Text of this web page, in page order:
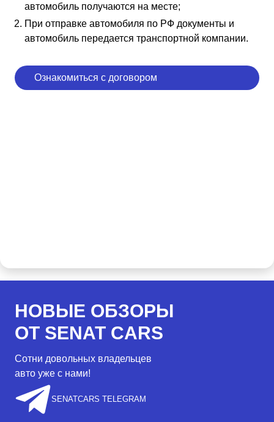
автомобиль получаются на месте;
При отправке автомобиля по РФ документы и
автомобиль передается транспортной компании.
Ознакомиться с договором
НОВЫЕ ОБЗОРЫ
ОТ SENAT CARS
Сотни довольных владельцев
авто уже с нами!
SENATCARS TELEGRAM